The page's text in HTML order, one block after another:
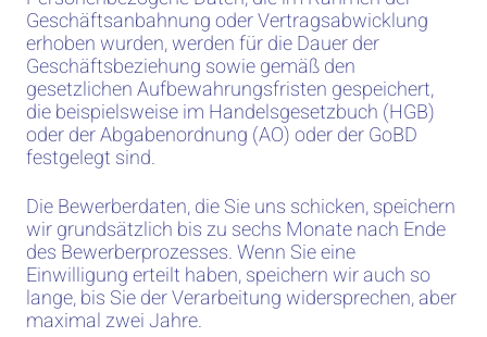
Geschäftsanbahnung oder Vertragsabwicklung
erhoben wurden, werden für die Dauer der
Geschäftsbeziehung sowie gemäß den
gesetzlichen Aufbewahrungsfristen gespeichert,
die beispielsweise im Handelsgesetzbuch (HGB)
oder der Abgabenordnung (AO) oder der GoBD
festgelegt sind.
Die Bewerberdaten, die Sie uns schicken, speichern
wir grundsätzlich bis zu sechs Monate nach Ende
des Bewerberprozesses. Wenn Sie eine
Einwilligung erteilt haben, speichern wir auch so
lange, bis Sie der Verarbeitung widersprechen, aber
maximal zwei Jahre.